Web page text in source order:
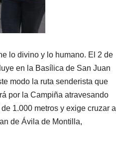
lo divino y lo humano. El 2 de
en la Basílica de San Juan
modo la ruta senderista que
por la Campiña atravesando
1.000 metros y exige cruzar a
de Ávila de Montilla,